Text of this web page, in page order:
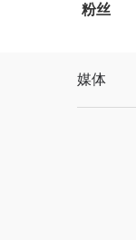
粉丝
媒体